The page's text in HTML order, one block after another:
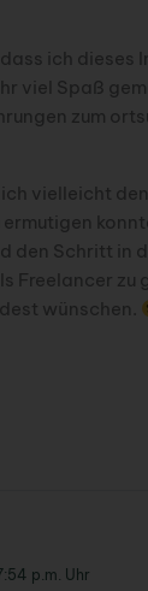
ich dieses
viel Spaß
zum
vielleicht
den Schritt in
Freelancer zu
wünschen.
p.m. Uhr